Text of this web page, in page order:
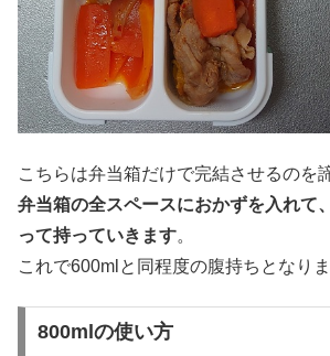
こちらは弁当箱だけで完結させるのを
弁当箱の全スペースにおかずを入れて
って持っていきます。
これで600mlと同程度の腹持ちとなりま
800mlの使い方